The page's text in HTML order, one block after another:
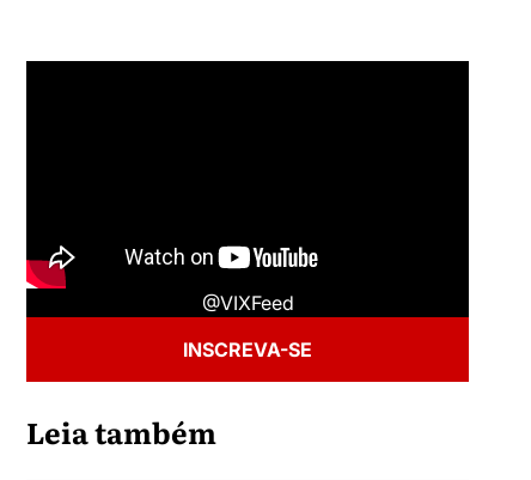
@VIXFeed
INSCREVA-SE
Leia também